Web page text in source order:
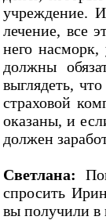
учреждение.
лечение, все
него насморк,
должны
выглядеть,
страховой
оказаны, и
должен
Светлана:
спросить
вы получили в